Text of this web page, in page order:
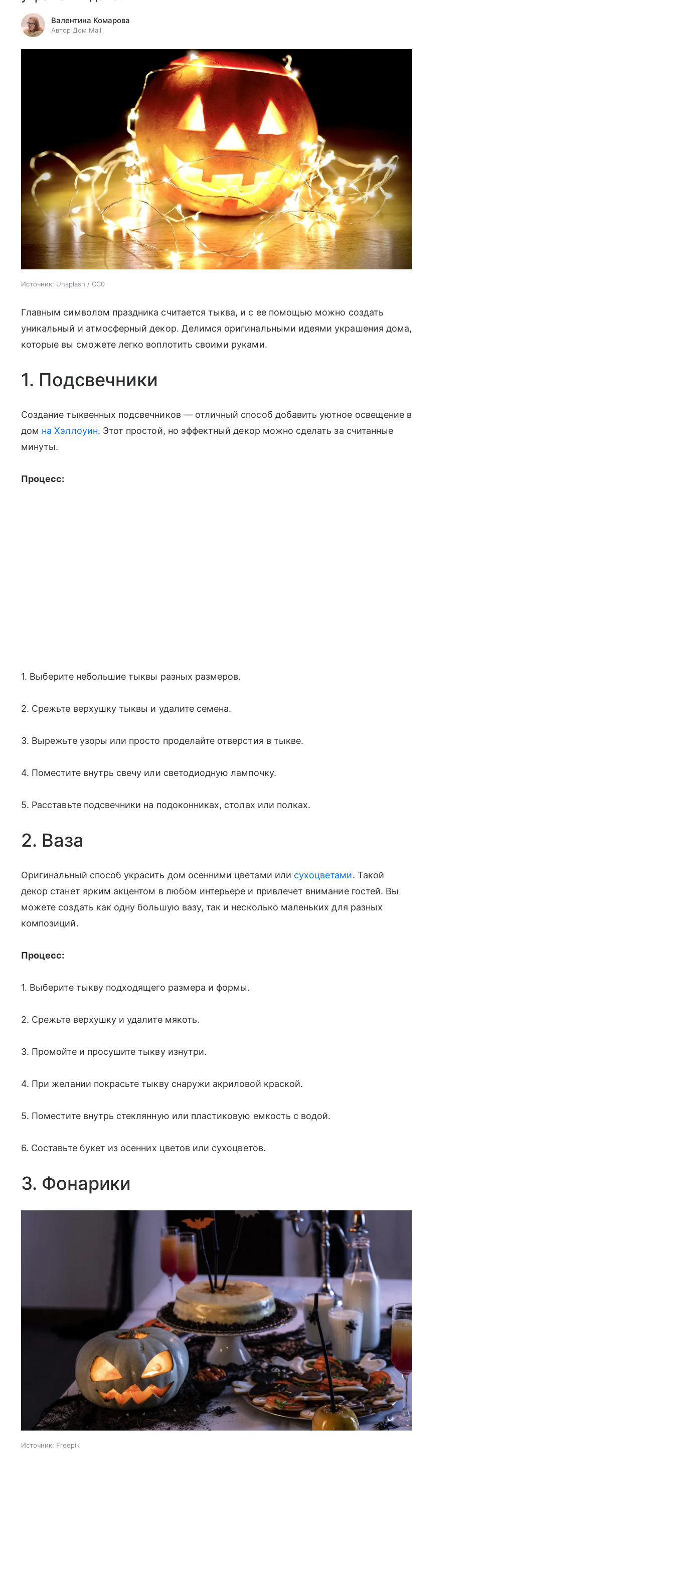
Валентина Комарова
Автор Дом Mail
Источник: Unsplash / CC0
Главным символом праздника считается тыква, и с ее помощью можно создать
уникальный и атмосферный декор. Делимся оригинальными идеями украшения дома,
которые вы сможете легко воплотить своими руками.
1. Подсвечники
Создание тыквенных подсвечников — отличный способ добавить уютное освещение в
дом на Хэллоуин. Этот простой, но эффектный декор можно сделать за считанные
минуты.
Процесс:
1. Выберите небольшие тыквы разных размеров.
2. Срежьте верхушку тыквы и удалите семена.
3. Вырежьте узоры или просто проделайте отверстия в тыкве.
4. Поместите внутрь свечу или светодиодную лампочку.
5. Расставьте подсвечники на подоконниках, столах или полках.
2. Ваза
Оригинальный способ украсить дом осенними цветами или сухоцветами. Такой
декор станет ярким акцентом в любом интерьере и привлечет внимание гостей. Вы
можете создать как одну большую вазу, так и несколько маленьких для разных
композиций.
Процесс:
1. Выберите тыкву подходящего размера и формы.
2. Срежьте верхушку и удалите мякоть.
3. Промойте и просушите тыкву изнутри.
4. При желании покрасьте тыкву снаружи акриловой краской.
5. Поместите внутрь стеклянную или пластиковую емкость с водой.
6. Составьте букет из осенних цветов или сухоцветов.
3. Фонарики
Источник: Freepik